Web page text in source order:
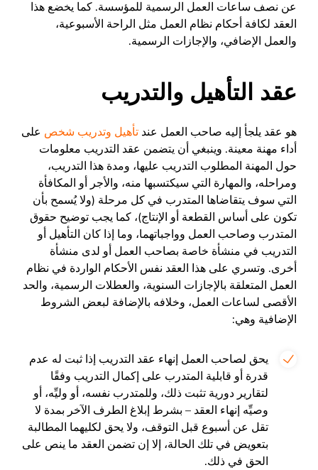
عن نصف ساعات العمل الرسمية للمؤسسة. كما يخضع هذا
العقد لكافة أحكام نظام العمل مثل الراحة الأسبوعية،
والعمل الإضافي، والإجازات الرسمية.
عقد التأهيل والتدريب
هو عقد يلجأ إليه صاحب العمل عند تأهيل وتدريب شخص على
أداء مهنة معينة. وينبغي أن يتضمن عقد التدريب معلومات
حول المهنة المطلوب التدريب عليها، ومدة هذا التدريب،
ومراحله، والمهارة التي سيكتسبها منه، والأجر أو المكافأة
التي سوف يتقاضاها المتدرب في كل مرحلة (ولا يُسمح بأن
تكون على أساس القطعة أو الإنتاج)، كما يجب توضيح حقوق
المتدرب وصاحب العمل وواجباتهما، وما إذا كان التأهيل أو
التدريب في منشأة خاصة بصاحب العمل أو لدى منشأة
أخرى. وتسري على هذا العقد نفس الأحكام الواردة في نظام
العمل المتعلقة بالإجازات السنوية، والعطلات الرسمية، والحد
الأقصى لساعات العمل، وخلافه بالإضافة لبعض الشروط
الإضافية وهي:
يحق لصاحب العمل إنهاء عقد التدريب إذا ثبت له عدم
قدرة أو قابلية المتدرب على إكمال التدريب وفقًا
لتقارير دورية تثبت ذلك، وللمتدرب نفسه، أو وليِّه، أو
وصيِّه إنهاء العقد – بشرط إبلاغ الطرف الآخر بمدة لا
تقل عن أسبوع قبل التوقف، ولا يحق لكليهما المطالبة
بتعويض في تلك الحالة، إلا إن تضمن العقد ما ينص على
الحق في ذلك.